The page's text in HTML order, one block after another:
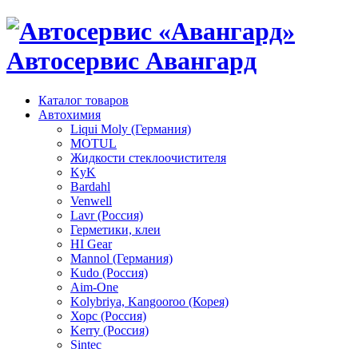
Автосервис Авангард
Каталог товаров
Автохимия
Liqui Moly (Германия)
MOTUL
Жидкости стеклоочистителя
KyK
Bardahl
Venwell
Lavr (Россия)
Герметики, клеи
HI Gear
Mannol (Германия)
Kudo (Россия)
Aim-One
Kolybriya, Kangooroo (Корея)
Хорс (Россия)
Kerry (Россия)
Sintec